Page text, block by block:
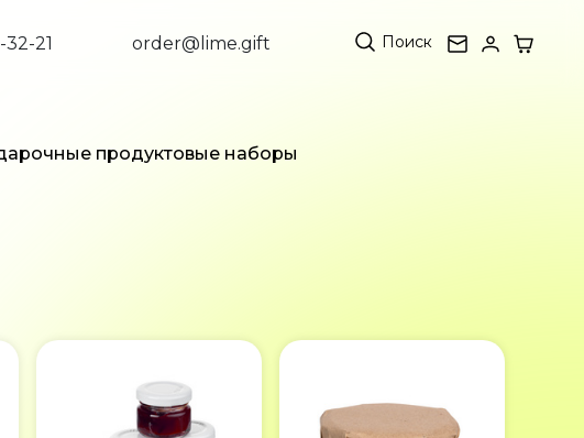
32-21 order@lime.gift Поиск
продуктовые наборы